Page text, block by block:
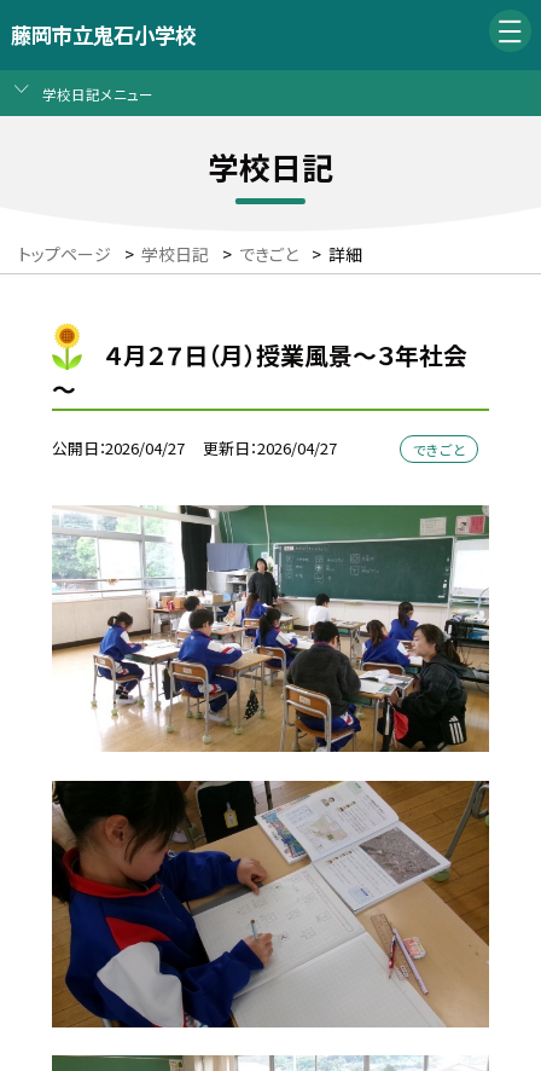
藤岡市立鬼石小学校
学校日記メニュー
学校日記
トップページ > 学校日記 > できごと > 詳細
４月２７日（月）授業風景～３年社会
～
公開日 2026/04/27 更新日 2026/04/27 できごと